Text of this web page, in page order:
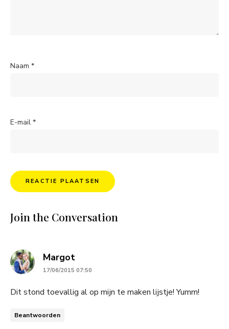
Naam *
E-mail *
Join the Conversation
Margotsays:
17/06/2015 07:50
Dit stond toevallig al op mijn te maken lijstje! Yumm!
Beantwoorden